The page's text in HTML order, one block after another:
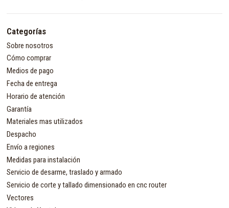
Categorías
Sobre nosotros
Cómo comprar
Medios de pago
Fecha de entrega
Horario de atención
Garantía
Materiales mas utilizados
Despacho
Envío a regiones
Medidas para instalación
Servicio de desarme, traslado y armado
Servicio de corte y tallado dimensionado en cnc router
Vectores